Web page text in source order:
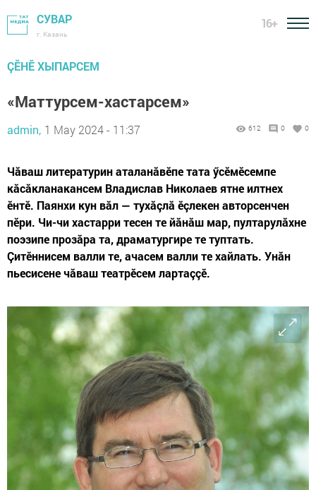
СУВАР
г. Казань
16+
ÇӖНӖ ХЫПАРСЕМ
«Маттурсем-хастарсем»
admin, 1 May 2024 - 11:37 612 0 0
Чăваш литературин аталанăвӗпе тата ӳсӗмӗсемпе
кăсăкланакансем Владислав Николаев ятне илтнех
ӗнтӗ. Паянхи кун вăл — тухăçлă ӗçлекен авторсенчен
пӗри. Чи-чи хастарри тесен те йăнăш мар, пултарулăхне
поэзипе прозăра та, драматургире те туптать.
Çитӗннисем валли те, ачасем валли те хайлать. Унăн
пьесисене чăваш театрӗсем лартаççӗ.